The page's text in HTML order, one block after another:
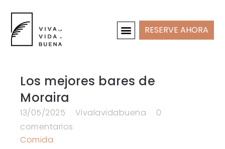
RESERVE AHORA
Los mejores bares de
Moraira
13/05/2025 Vivalavidabuena
0
comentarios
Comida